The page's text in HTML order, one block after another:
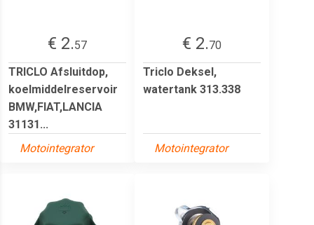
€ 2.57
TRICLO Afsluitdop,
koelmiddelreservoir
BMW,FIAT,LANCIA
31131...
Motointegrator
€ 2.70
Triclo Deksel,
watertank 313.338
Motointegrator